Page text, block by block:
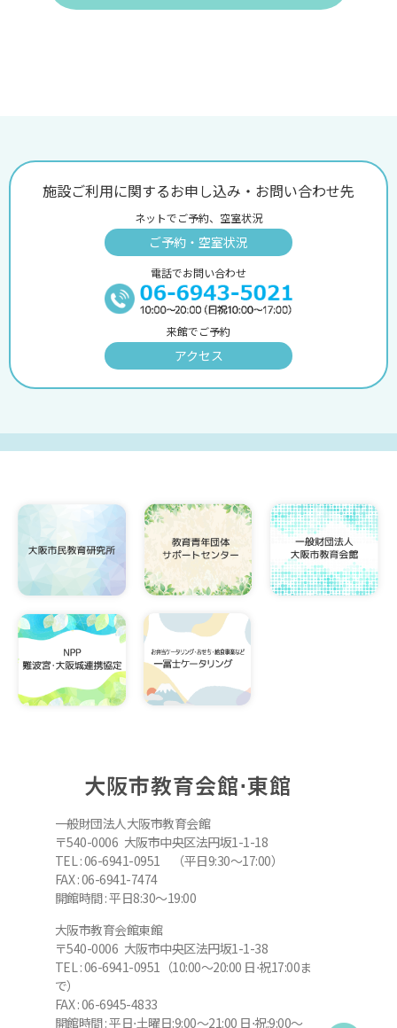
施設ご利用に関するお申し込み・お問い合わせ先
ネットでご予約、空室状況
ご予約・空室状況
電話でお問い合わせ
来館でご予約
アクセス
大阪市教育会館⋅東館
一般財団法人大阪市教育会館
〒540-0006 大阪市中央区法円坂1-1-18
TEL : 06-6941-0951 （平日9:30～17:00）
FAX : 06-6941-7474
開館時間 : 平日8:30～19:00
大阪市教育会館東館
〒540-0006 大阪市中央区法円坂1-1-38
TEL : 06-6941-0951（10:00～20:00 日⋅祝17:00ま
で）
FAX : 06-6945-4833
開館時間 : 平日⋅土曜日:9:00～21:00 日⋅祝:9:00～